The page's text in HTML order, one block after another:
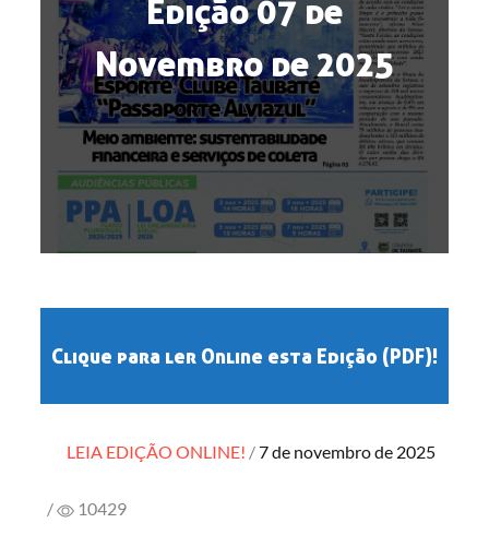
Edição 07 de
Novembro de 2025
Clique para ler Online esta Edição (PDF)!
LEIA EDIÇÃO ONLINE! Posted
7 de novembro de 2025
/ 10429